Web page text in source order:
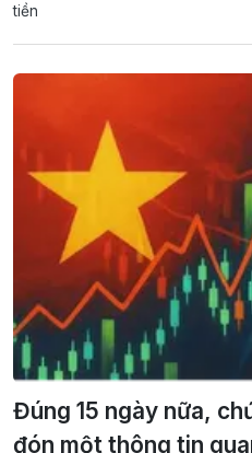
tiền
Đúng 15 ngày nữa,
đón một thông tin